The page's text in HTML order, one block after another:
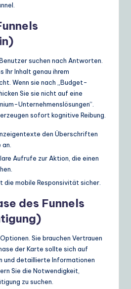
suchen nach Antworten.
Ihr Inhalt genau ihrem
Wenn sie nach „Budget-
Sie sie nicht auf eine
Unternehmenslösungen“.
sofort kognitive Reibung.
den Überschriften
Aufrufe zur Aktion, die einen
die mobile Responsivität sicher.
des Funnels
Sie brauchen Vertrauen
der Karte sollte sich auf
und detaillierte Informationen
Sie die Notwendigkeit,
zu suchen.